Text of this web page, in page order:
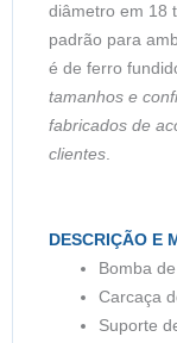
diâmetro em 18
padrão para
é de ferro
tamanhos e
fabricados de
clientes
DESCRIÇÃO E
Bomba
Carcaça
Suporte